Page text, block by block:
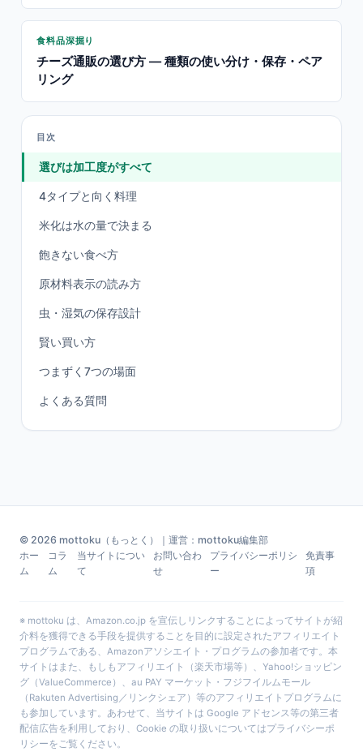
食料品深掘り
チーズ通販の選び方 — 種類の使い分け・保存・ペア
リング
目次
選びは加工度がすべて
4タイプと向く料理
米化は水の量で決まる
飽きない食べ方
原材料表示の読み方
虫・湿気の保存設計
賢い買い方
つまずく7つの場面
よくある質問
© 2026 mottoku（もっとく）｜運営：mottoku編集部
ホー
ム
コラ
ム
当サイトについ
て
お問い合わ
せ
プライバシーポリシ
ー
免責事
項
※ mottoku は、Amazon.co.jp を宣伝しリンクすることによってサイトが紹
介料を獲得できる手段を提供することを目的に設定されたアフィリエイト
プログラムである、Amazonアソシエイト・プログラムの参加者です。本
サイトはまた、もしもアフィリエイト（楽天市場等）、Yahoo!ショッピン
グ（ValueCommerce）、au PAY マーケット・フジフイルムモール
（Rakuten Advertising／リンクシェア）等のアフィリエイトプログラムに
も参加しています。あわせて、当サイトは Google アドセンス等の第三者
配信広告を利用しており、Cookie の取り扱いについてはプライバシーポ
リシーをご覧ください。